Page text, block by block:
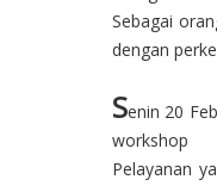
Sebagai
dengan
Senin 20
workshop
Pelayanan